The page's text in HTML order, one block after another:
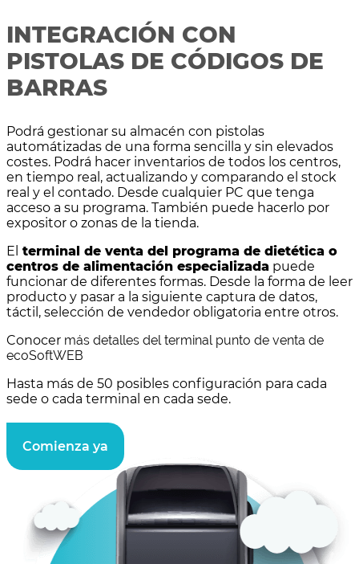
INTEGRACIÓN CON
PISTOLAS DE CÓDIGOS DE
BARRAS
Podrá gestionar su almacén con pistolas
automátizadas de una forma sencilla y sin elevados
costes. Podrá hacer inventarios de todos los centros,
en tiempo real, actualizando y comparando el stock
real y el contado. Desde cualquier PC que tenga
acceso a su programa. También puede hacerlo por
expositor o zonas de la tienda.
El terminal de venta del programa de dietética o
centros de alimentación especializada puede
funcionar de diferentes formas. Desde la forma de leer
producto y pasar a la siguiente captura de datos,
táctil, selección de vendedor obligatoria entre otros.
Conocer más detalles del terminal punto de venta de
ecoSoftWEB
Hasta más de 50 posibles configuración para cada
sede o cada terminal en cada sede.
Comienza ya